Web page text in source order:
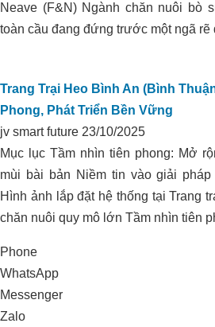
KIỂM SOÁT PH ĐẤT
CHĂM SÓC
Neave (F&N) Ngành chăn nuôi bò
toàn cầu đang đứng trước một ngã rẽ
Trang Trại Heo Bình An (Bình
Phong, Phát Triển Bền Vững
jv smart future 23/10/2025
Mục lục Tầm nhìn tiên phong: Mở
mùi bài bản Niềm tin vào giải pháp
Hình ảnh lắp đặt hệ thống tại Trang
chăn nuôi quy mô lớn Tầm nhìn tiên
Phone
WhatsApp
Messenger
Zalo